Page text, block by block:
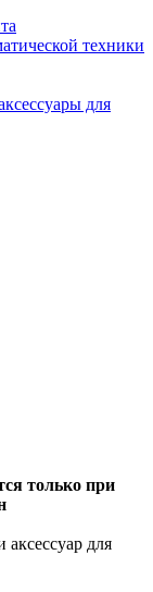
техники
для
только при
для